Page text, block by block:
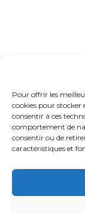
Pour offrir les
cookies pour stocker
consentir à ces
comportement de
consentir ou de
caractéristiques et